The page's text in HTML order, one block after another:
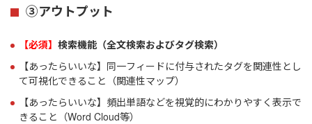
③アウトプット
【必須】 検索機能（全文検索およびタグ検索）
【あったらいいな】同一フィードに付与されたタグを関連性とし
て可視化できること（関連性マップ）
【あったらいいな】頻出単語などを視覚的にわかりやすく表示で
きること（Word Cloud等）